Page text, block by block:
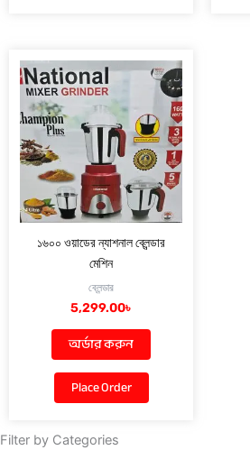
Filter by Categories
১৬০০ ওয়াডের ন্যাশনাল ব্লেন্ডার
মেশিন
ব্লেন্ডার
5,299.00৳
অর্ডার করুন
Place Order